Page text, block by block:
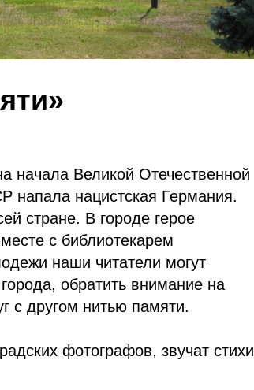
начала Великой Отечественной
напала нацистская Германия.
стране. В городе герое
с библиотекарем
наши читатели могут
обратить внимание на
с другом нитью памяти.
фотографов, звучат стихи